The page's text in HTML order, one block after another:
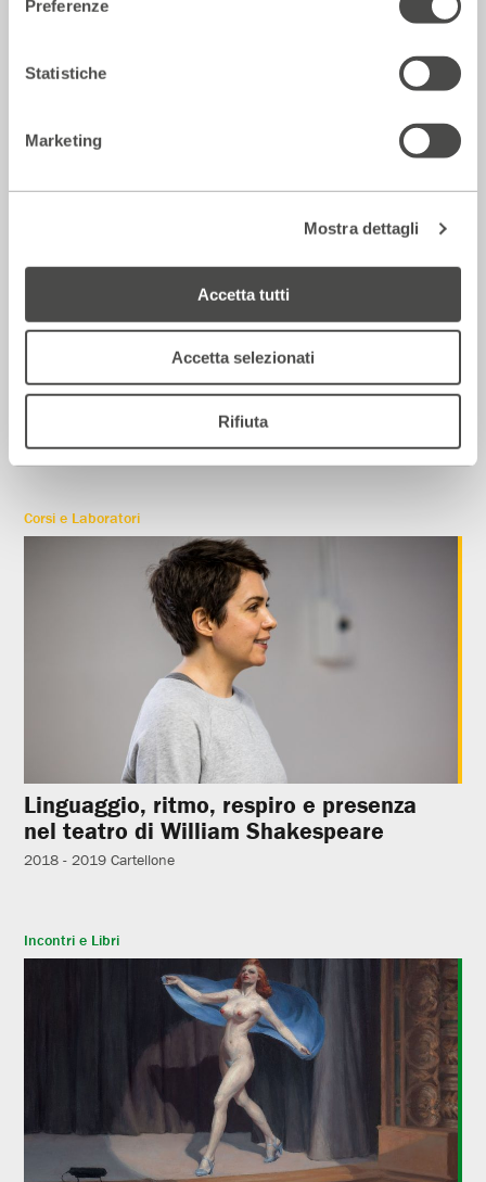
Preferenze
Statistiche
Marketing
Mostra dettagli
Accetta tutti
Accetta selezionati
Rifiuta
Corsi e Laboratori
Linguaggio, ritmo, respiro e presenza
nel teatro di William Shakespeare
2018 - 2019 Cartellone
Incontri e Libri